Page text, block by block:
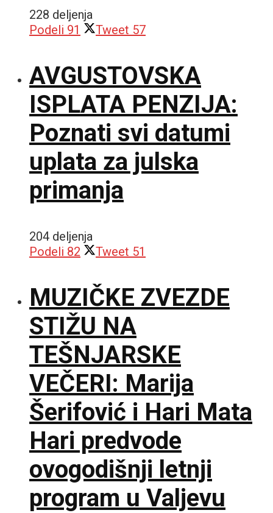
228 deljenja
Podeli 91 Tweet 57
AVGUSTOVSKA
ISPLATA PENZIJA:
Poznati svi datumi
uplata za julska
primanja
204 deljenja
Podeli 82 Tweet 51
MUZIČKE ZVEZDE
STIŽU NA
TEŠNJARSKE
VEČERI: Marija
Šerifović i Hari Mata
Hari predvode
ovogodišnji letnji
program u Valjevu